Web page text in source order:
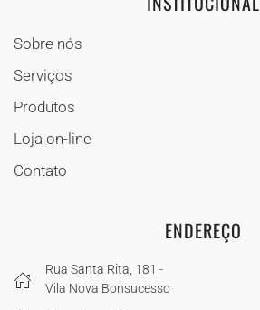
Sobre nós
Serviços
Produtos
Loja on-line
Contato
ENDEREÇO
Rua Santa Rita, 181 -
Vila Nova Bonsucesso